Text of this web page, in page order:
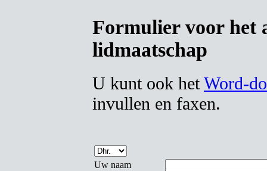
Formulier voor het
lidmaatschap
U kunt ook hetWord-
invullen en faxen.
Uw naam